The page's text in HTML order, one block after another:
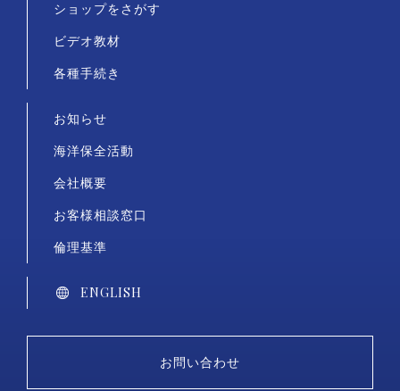
ショップをさがす
ビデオ教材
各種手続き
お知らせ
海洋保全活動
会社概要
お客様相談窓口
倫理基準
ENGLISH
お問い合わせ